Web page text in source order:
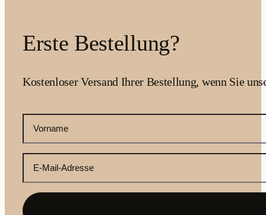
Erste Bestellung?
Kostenloser Versand Ihrer Bestellung, wenn Sie
Ihr
Vorname
(erforderlich)
Ihre
(erforderlich)